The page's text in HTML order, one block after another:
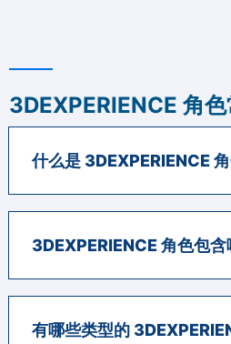
3DEXPERIENCE 角
什么是 3DEXPERIENCE
3DEXPERIENCE 角色包含
有哪些类型的